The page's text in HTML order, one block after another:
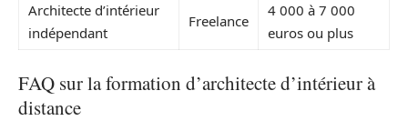
Architecte d’intérieur
indépendant
Freelance
4 000 à 7 000
euros ou plus
FAQ sur la formation d’architecte d’intérieur à
distance